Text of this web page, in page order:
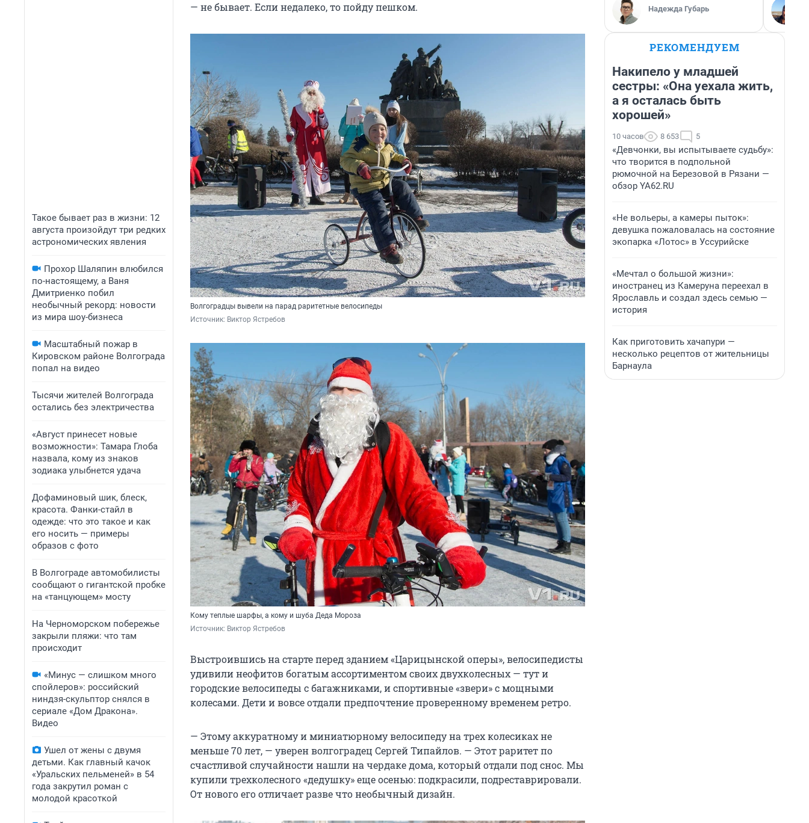
Такое бывает раз в жизни: 12
августа произойдут три редких
астрономических явления
Прохор Шаляпин влюбился
по-настоящему, а Ваня
Дмитриенко побил
необычный рекорд: новости
из мира шоу-бизнеса
Масштабный пожар в
Кировском районе Волгограда
попал на видео
Тысячи жителей Волгограда
остались без электричества
«Август принесет новые
возможности»: Тамара Глоба
назвала, кому из знаков
зодиака улыбнется удача
Дофаминовый шик, блеск,
красота. Фанки-стайл в
одежде: что это такое и как
его носить — примеры
образов с фото
В Волгограде автомобилисты
сообщают о гигантской пробке
на «танцующем» мосту
На Черноморском побережье
закрыли пляжи: что там
происходит
«Минус — слишком много
спойлеров»: российский
ниндзя-скульптор снялся в
сериале «Дом Дракона».
Видео
Ушел от жены с двумя
детьми. Как главный качок
«Уральских пельменей» в 54
года закрутил роман с
молодой красоткой
— не бывает. Если недалеко, то пойду пешком.
Волгоградцы вывели на парад раритетные велосипеды
Источник: Виктор Ястребов
Кому теплые шарфы, а кому и шуба Деда Мороза
Источник: Виктор Ястребов
Выстроившись на старте перед зданием «Царицынской оперы», велосипедисты
удивили неофитов богатым ассортиментом своих двухколесных — тут и
городские велосипеды с багажниками, и спортивные «звери» с мощными
колесами. Дети и вовсе отдали предпочтение проверенному временем ретро.
— Этому аккуратному и миниатюрному велосипеду на трех колесиках не
меньше 70 лет, — уверен волгоградец Сергей Типайлов. — Этот раритет по
счастливой случайности нашли на чердаке дома, который отдали под снос. Мы
купили трехколесного «дедушку» еще осенью: подкрасили, подреставрировали.
От нового его отличает разве что необычный дизайн.
Надежда Губарь
РЕКОМЕНДУЕМ
Накипело у младшей
сестры: «Она уехала жить,
а я осталась быть
хорошей»
10 часов 8 653 5
«Девчонки, вы испытываете судьбу»:
что творится в подпольной
рюмочной на Березовой в Рязани —
обзор YA62.RU
«Не вольеры, а камеры пыток»:
девушка пожаловалась на состояние
экопарка «Лотос» в Уссурийске
«Мечтал о большой жизни»:
иностранец из Камеруна переехал в
Ярославль и создал здесь семью —
история
Как приготовить хачапури —
несколько рецептов от жительницы
Барнаула